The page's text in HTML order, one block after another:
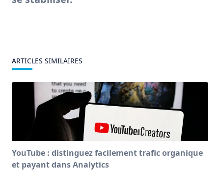
ARTICLES SIMILAIRES
YouTube : distinguez facilement trafic organique
et payant dans Analytics